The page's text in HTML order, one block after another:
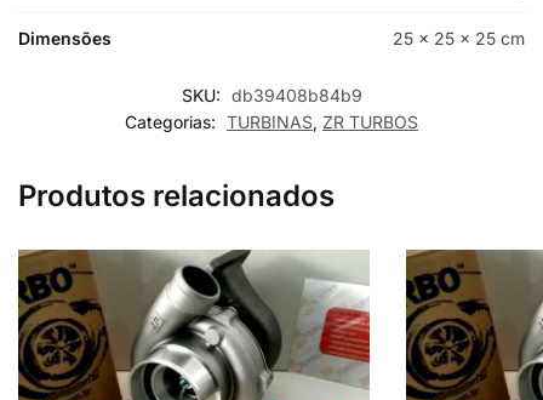
Dimensões 25 × 25 × 25 cm
SKU: db39408b84b9
Categorias: TURBINAS, ZR TURBOS
Produtos relacionados